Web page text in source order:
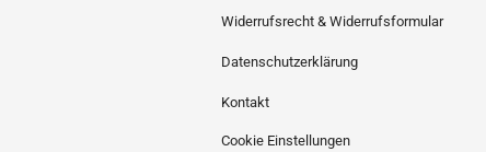
Widerrufsrecht & Widerrufsformular
Datenschutzerklärung
Kontakt
Cookie Einstellungen